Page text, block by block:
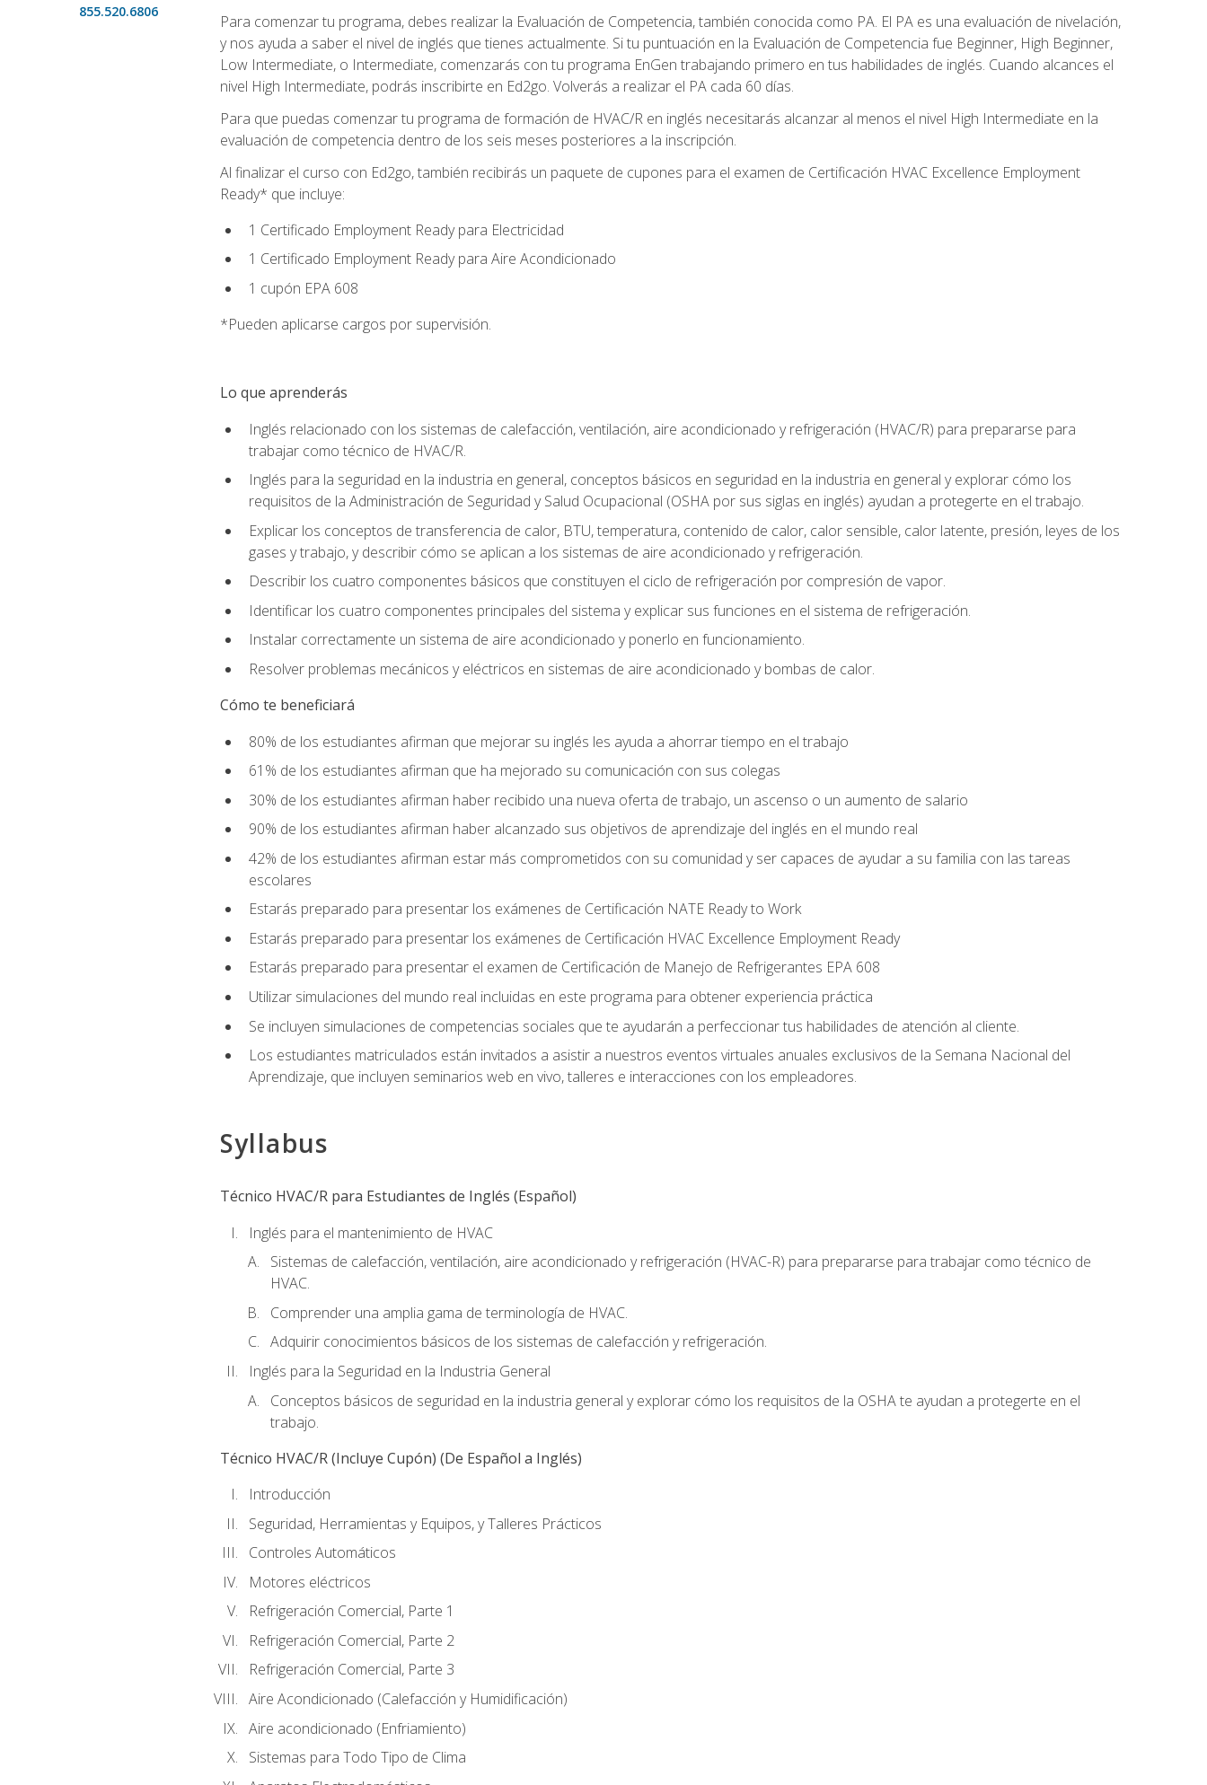
855.520.6806
Para comenzar tu programa, debes realizar la Evaluación de Competencia, también conocida como PA. El PA es una evaluación de nivelación,
y nos ayuda a saber el nivel de inglés que tienes actualmente. Si tu puntuación en la Evaluación de Competencia fue Beginner, High Beginner,
Low Intermediate, o Intermediate, comenzarás con tu programa EnGen trabajando primero en tus habilidades de inglés. Cuando alcances el
nivel High Intermediate, podrás inscribirte en Ed2go. Volverás a realizar el PA cada 60 días.
Para que puedas comenzar tu programa de formación de HVAC/R en inglés necesitarás alcanzar al menos el nivel High Intermediate en la
evaluación de competencia dentro de los seis meses posteriores a la inscripción.
Al finalizar el curso con Ed2go, también recibirás un paquete de cupones para el examen de Certificación HVAC Excellence Employment
Ready* que incluye:
1 Certificado Employment Ready para Electricidad
1 Certificado Employment Ready para Aire Acondicionado
1 cupón EPA 608
*Pueden aplicarse cargos por supervisión.
Lo que aprenderás
Inglés relacionado con los sistemas de calefacción, ventilación, aire acondicionado y refrigeración (HVAC/R) para prepararse para
trabajar como técnico de HVAC/R.
Inglés para la seguridad en la industria en general, conceptos básicos en seguridad en la industria en general y explorar cómo los
requisitos de la Administración de Seguridad y Salud Ocupacional (OSHA por sus siglas en inglés) ayudan a protegerte en el trabajo.
Explicar los conceptos de transferencia de calor, BTU, temperatura, contenido de calor, calor sensible, calor latente, presión, leyes de los
gases y trabajo, y describir cómo se aplican a los sistemas de aire acondicionado y refrigeración.
Describir los cuatro componentes básicos que constituyen el ciclo de refrigeración por compresión de vapor.
Identificar los cuatro componentes principales del sistema y explicar sus funciones en el sistema de refrigeración.
Instalar correctamente un sistema de aire acondicionado y ponerlo en funcionamiento.
Resolver problemas mecánicos y eléctricos en sistemas de aire acondicionado y bombas de calor.
Cómo te beneficiará
80% de los estudiantes afirman que mejorar su inglés les ayuda a ahorrar tiempo en el trabajo
61% de los estudiantes afirman que ha mejorado su comunicación con sus colegas
30% de los estudiantes afirman haber recibido una nueva oferta de trabajo, un ascenso o un aumento de salario
90% de los estudiantes afirman haber alcanzado sus objetivos de aprendizaje del inglés en el mundo real
42% de los estudiantes afirman estar más comprometidos con su comunidad y ser capaces de ayudar a su familia con las tareas
escolares
Estarás preparado para presentar los exámenes de Certificación NATE Ready to Work
Estarás preparado para presentar los exámenes de Certificación HVAC Excellence Employment Ready
Estarás preparado para presentar el examen de Certificación de Manejo de Refrigerantes EPA 608
Utilizar simulaciones del mundo real incluidas en este programa para obtener experiencia práctica
Se incluyen simulaciones de competencias sociales que te ayudarán a perfeccionar tus habilidades de atención al cliente.
Los estudiantes matriculados están invitados a asistir a nuestros eventos virtuales anuales exclusivos de la Semana Nacional del
Aprendizaje, que incluyen seminarios web en vivo, talleres e interacciones con los empleadores.
Syllabus
Técnico HVAC/R para Estudiantes de Inglés (Español)
Inglés para el mantenimiento de HVAC
Sistemas de calefacción, ventilación, aire acondicionado y refrigeración (HVAC-R) para prepararse para trabajar como técnico de
HVAC.
Comprender una amplia gama de terminología de HVAC.
Adquirir conocimientos básicos de los sistemas de calefacción y refrigeración.
Inglés para la Seguridad en la Industria General
Conceptos básicos de seguridad en la industria general y explorar cómo los requisitos de la OSHA te ayudan a protegerte en el
trabajo.
Técnico HVAC/R (Incluye Cupón) (De Español a Inglés)
Introducción
Seguridad, Herramientas y Equipos, y Talleres Prácticos
Controles Automáticos
Motores eléctricos
Refrigeración Comercial, Parte 1
Refrigeración Comercial, Parte 2
Refrigeración Comercial, Parte 3
Aire Acondicionado (Calefacción y Humidificación)
Aire acondicionado (Enfriamiento)
Sistemas para Todo Tipo de Clima